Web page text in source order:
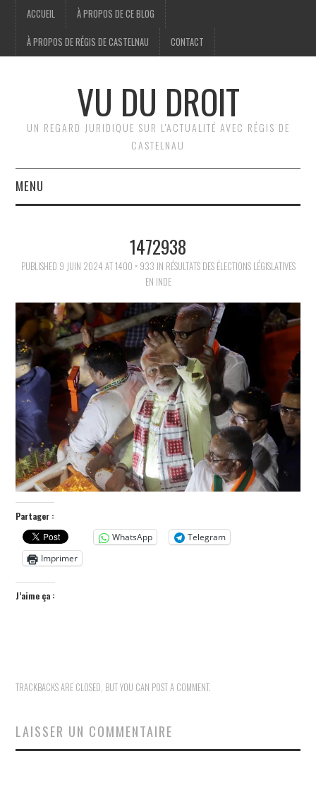
ACCUEIL À PROPOS DE CE BLOG
À PROPOS DE RÉGIS DE CASTELNAU CONTACT
VU DU DROIT
UN REGARD JURIDIQUE SUR L'ACTUALITÉ AVEC RÉGIS DE
CASTELNAU
MENU
POLITIQUE
HISTOIRE
CULTURE
SPORT
1472938
PUBLISHED 9 JUIN 2024 AT1400 × 933 IN RÉSULTATS DES ÉLECTIONS LÉGISLATIVES
EN INDE
Partager :
WhatsApp
Telegram
Imprimer
J’aime ça :
TRACKBACKS ARE CLOSED, BUT YOU CAN POST A COMMENT.
LAISSER UN COMMENTAIRE